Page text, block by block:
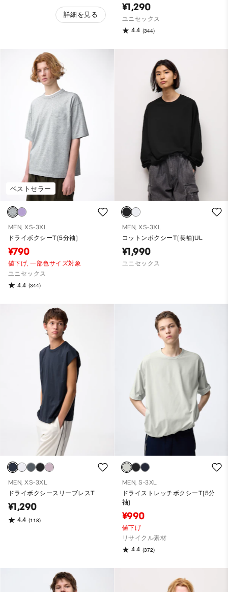
詳細を見る
¥1,290
ユニセックス
4.4 (344)
ベストセラー
MEN, XS-3XL
ドライボクシーT(5分袖)
¥790
値下げ,一部色サイズ対象
ユニセックス
4.4 (344)
MEN, XS-3XL
コットンボクシーT(長袖)UL
¥1,990
ユニセックス
MEN, XS-3XL
ドライボクシースリーブレスT
¥1,290
4.4 (118)
MEN, S-3XL
ドライストレッチボクシーT(5分
袖)
¥990
値下げ
リサイクル素材
4.4 (372)